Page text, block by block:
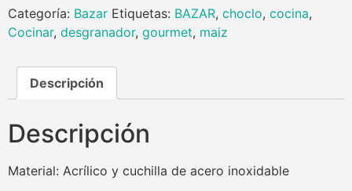
Categoría: Bazar Etiquetas: BAZAR, choclo, cocina,
Cocinar, desgranador, gourmet, maiz
Descripción
Descripción
Material: Acrílico y cuchilla de acero inoxidable